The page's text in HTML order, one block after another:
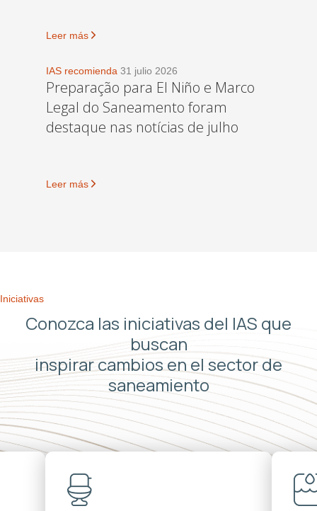
Leer más
IAS recomienda 31 julio 2026
Preparação para El Niño e Marco
Legal do Saneamento foram
destaque nas notícias de julho
Leer más
Iniciativas
Conozca las iniciativas del IAS que
buscan
inspirar cambios en el sector de
saneamiento